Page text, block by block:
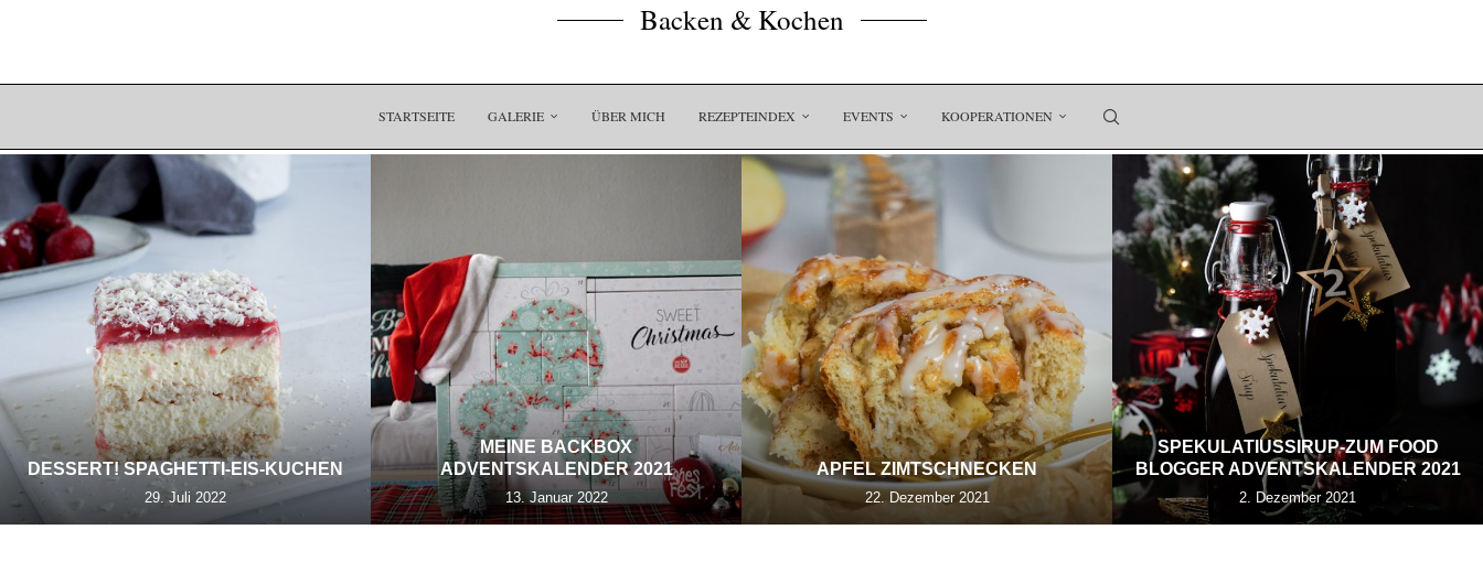
Backen & Kochen
STARTSEITE GALERIE ÜBER MICH REZEPTEINDEX EVENTS KOOPERATIONEN
DESSERT! SPAGHETTI-EIS-KUCHEN
29. Juli 2022
MEINE BACKBOX
ADVENTSKALENDER 2021
13. Januar 2022
APFEL ZIMTSCHNECKEN
22. Dezember 2021
SPEKULATIUSSIRUP-ZUM FOOD
BLOGGER ADVENTSKALENDER 2021
2. Dezember 2021